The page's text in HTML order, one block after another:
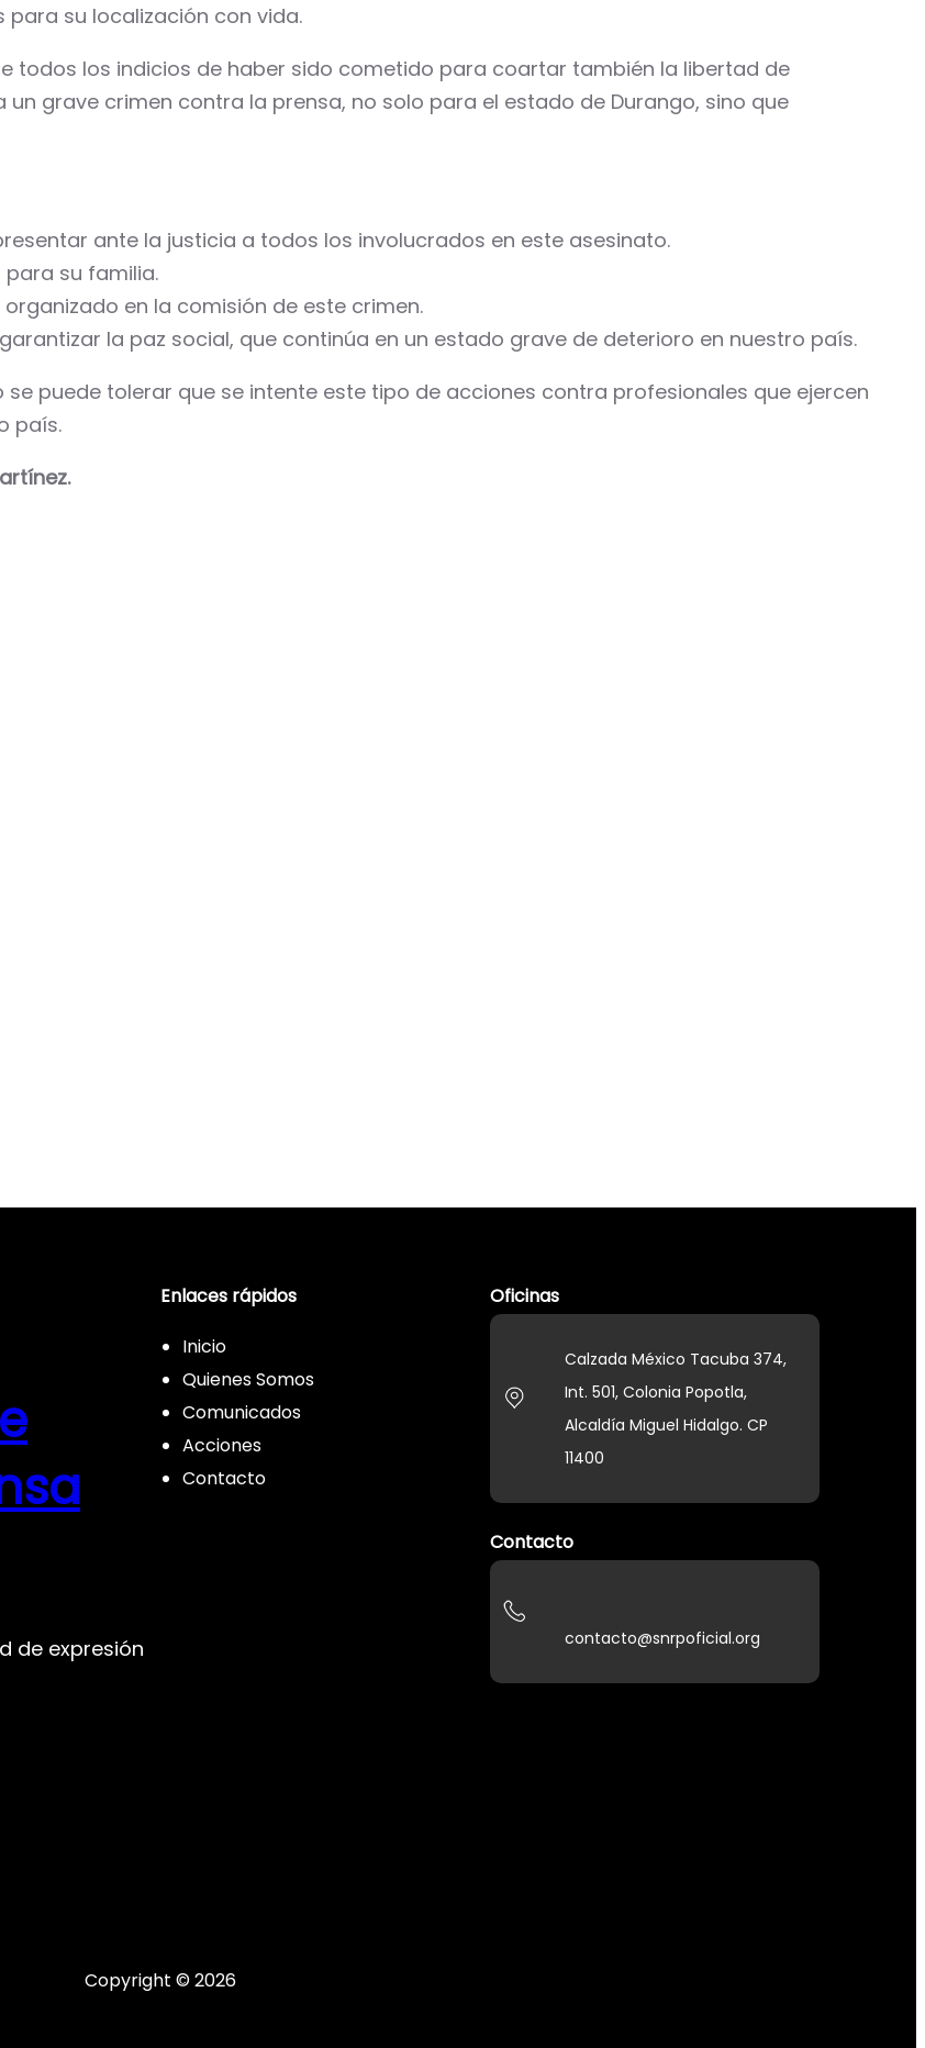
para su localización con vida.
todos los indicios de haber sido cometido para coartar también la libertad de
grave crimen contra la prensa, no solo para el estado de Durango, sino que
ante la justicia a todos los involucrados en este asesinato.
su familia.
en la comisión de este crimen.
la paz social, que continúa en un estado grave de deterioro en nuestro país.
puede tolerar que se intente este tipo de acciones contra profesionales que ejercen
país.
de expresión
Enlaces rápidos
Inicio
Quienes Somos
Comunicados
Acciones
Contacto
Oficinas
Calzada México Tacuba 374,
Int. 501, Colonia Popotla,
Alcaldía Miguel Hidalgo. CP
11400
Contacto
contacto@snrpoficial.org
Copyright © 2026